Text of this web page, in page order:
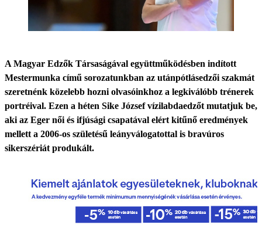
A Magyar Edzők Társaságával együttműködésben indított
Mestermunka című sorozatunkban az utánpótlásedzői szakmát
szeretnénk közelebb hozni olvasóinkhoz a legkiválóbb trénerek
portréival. Ezen a héten Sike József vízilabdaedzőt mutatjuk be,
aki az Eger női és ifjúsági csapatával elért kitűnő eredmények
mellett a 2006-os születésű leányválogatottal is bravúros
sikerszériát produkált.